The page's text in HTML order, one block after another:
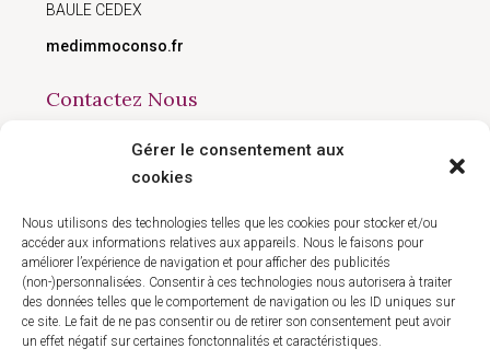
Gérer le consentement aux
cookies
Nous utilisons des technologies telles que les cookies pour stocker et/ou
accéder aux informations relatives aux appareils. Nous le faisons pour
améliorer l’expérience de navigation et pour afficher des publicités
(non-)personnalisées. Consentir à ces technologies nous autorisera à traiter
des données telles que le comportement de navigation ou les ID uniques sur
ce site. Le fait de ne pas consentir ou de retirer son consentement peut avoir
un effet négatif sur certaines fonctonnalités et caractéristiques.
BAULE CEDEX
medimmoconso.fr
Contactez Nous
168 avenue du Président Wilson, Montreuil 93100
09 50 90 77 41